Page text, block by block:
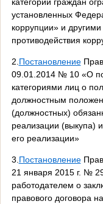
категории граждан
установленных
коррупции» и
противодействия
2.Постановление
09.01.2014 № 10 «О
категориями лиц о
должностным
(должностных)
реализации (выкупа)
его реализации»
3.Постановление
21 января 2015 г. №
работодателем о
правового договора